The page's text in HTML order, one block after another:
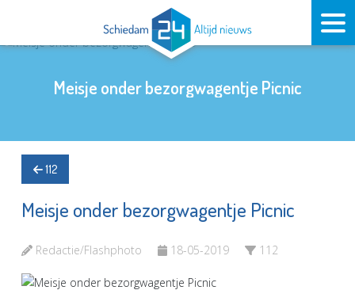
Meisje onder bezorgwagentje Picnic
112
Meisje onder bezorgwagentje Picnic
Redactie/Flashphoto 18-05-2019 112